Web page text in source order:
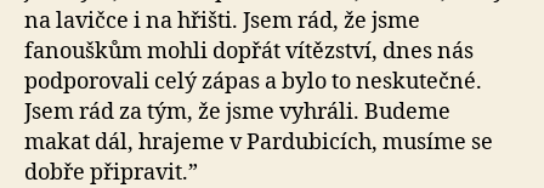
na lavičce i na hřišti. Jsem rád, že jsme
fanouškům mohli dopřát vítězství, dnes nás
podporovali celý zápas a bylo to neskutečné.
Jsem rád za tým, že jsme vyhráli. Budeme
makat dál, hrajeme v Pardubicích, musíme se
dobře připravit.”